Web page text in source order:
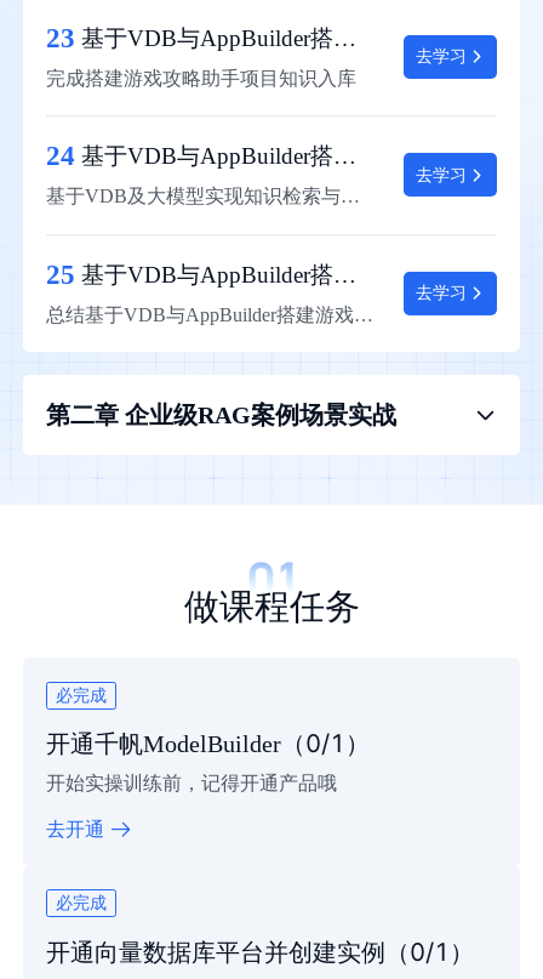
23 基于VDB与AppBuilder搭建游戏攻略助手：知识入库
完成搭建游戏攻略助手项目知识入库
去学习
24 基于VDB与AppBuilder搭建游戏攻略助手：知识检索与问答
基于VDB及大模型实现知识检索与问答
去学习
25 基于VDB与AppBuilder搭建游戏攻略助手：总结
总结基于VDB与AppBuilder搭建游戏攻略助手项目的实现过程
去学习
第二章 企业级RAG案例场景实战
做课程任务
必完成
开通千帆ModelBuilder （0/1 ）
开始实操训练前，记得开通产品哦
去开通
必完成
开通向量数据库平台并创建实例 （0/1 ）